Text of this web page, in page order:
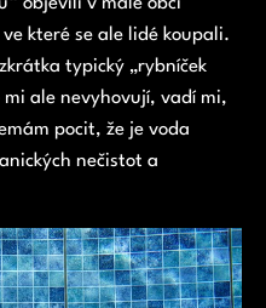
které se ale lidé koupali.
typický „rybníček
mi ale nevyhovují, vadí mi,
pocit, že je voda
nečistot a